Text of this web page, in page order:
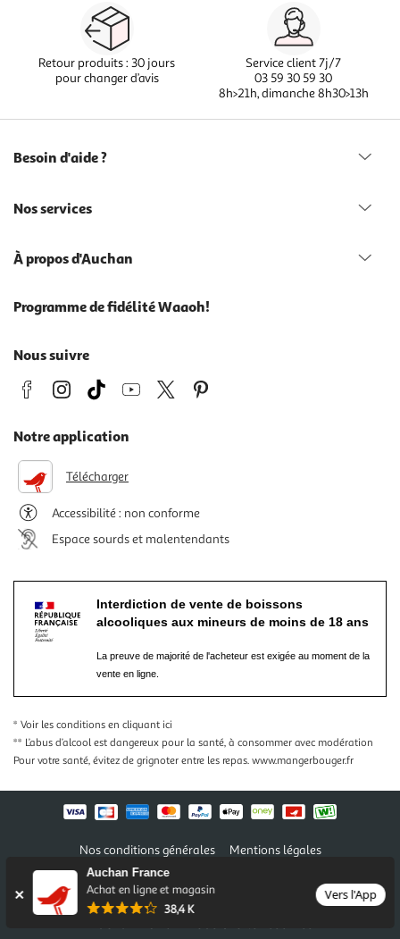
Auchan France
Achat en ligne et magasin
38,4 K
Vers l'App
Retour produits : 30 jours
pour changer d’avis
Service client 7j/7
03 59 30 59 30
8h>21h, dimanche 8h30>13h
Besoin d'aide ?
Nos services
À propos d'Auchan
Programme de fidélité Waaoh!
Nous suivre
Notre application
Télécharger
Accessibilité : non conforme
Espace sourds et malentendants
Interdiction de vente de boissons
alcooliques aux mineurs de moins de 18 ans
La preuve de majorité de l'acheteur est exigée au moment de la
vente en ligne.
* Voir les conditions en cliquant ici
** L’abus d’alcool est dangereux pour la santé, à consommer avec modération
Pour votre santé, évitez de grignoter entre les repas. www.mangerbouger.fr
Nos conditions générales
Mentions légales
Conditions des offres et promotions
Politique de confidentialité
Informations légales marketplace